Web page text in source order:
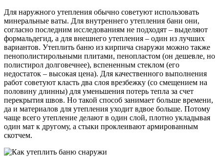
Для наружного утепления обычно советуют использовать
минеральные ваты. Для внутреннего утепления бани они,
согласно последним исследованиям не подходят – выделяют
формальдегид, а для внешнего утепления – один из лучших
вариантов. Утеплить баню из кирпича снаружи можно также
пенополистирольными плитами, пенопластом (он дешевле, но
полистирол долговечнее), вспененным стеклом (его
недостаток – высокая цена). Для качественного выполнения
работ советуют класть два слоя врезбежку (со смещением на
половину длинны) для уменьшения потерь тепла за счет
перекрытия швов. Но такой способ занимает больше времени,
да и материалов для утепления уходит вдвое больше. Потому
чаще всего утепление делают в один слой, плотно укладывая
один мат к другому, а стыки проклеивают армированным
скотчем.